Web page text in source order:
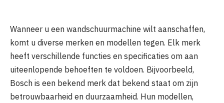
Wanneer u een wandschuurmachine wilt aanschaffen,
komt u diverse merken en modellen tegen. Elk merk
heeft verschillende functies en specificaties om aan
uiteenlopende behoeften te voldoen. Bijvoorbeeld,
Bosch is een bekend merk dat bekend staat om zijn
betrouwbaarheid en duurzaamheid. Hun modellen,